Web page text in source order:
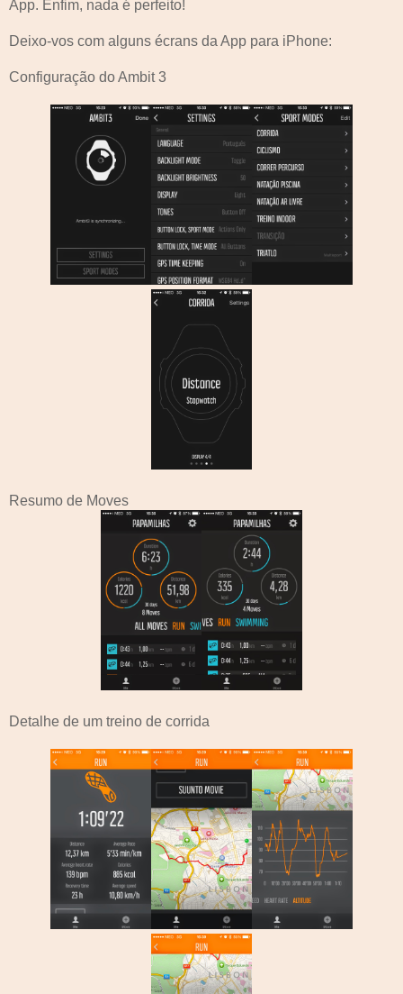
App. Enfim, nada é perfeito!
Deixo-vos com alguns écrans da App para iPhone:
Configuração do Ambit 3
Resumo de Moves
Detalhe de um treino de corrida